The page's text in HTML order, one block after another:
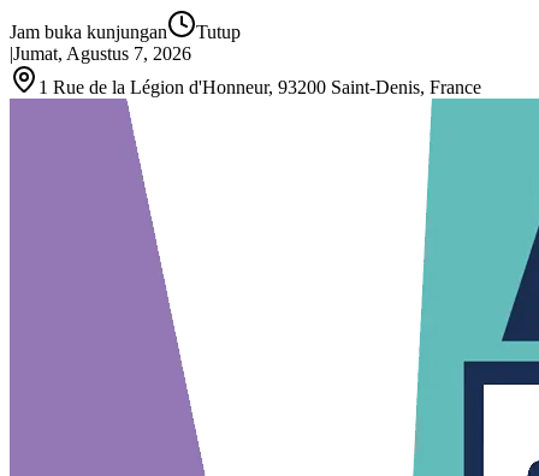
Jam buka kunjungan
Tutup
|Jumat, Agustus 7, 2026
1 Rue de la Légion d'Honneur, 93200 Saint‑Denis, France